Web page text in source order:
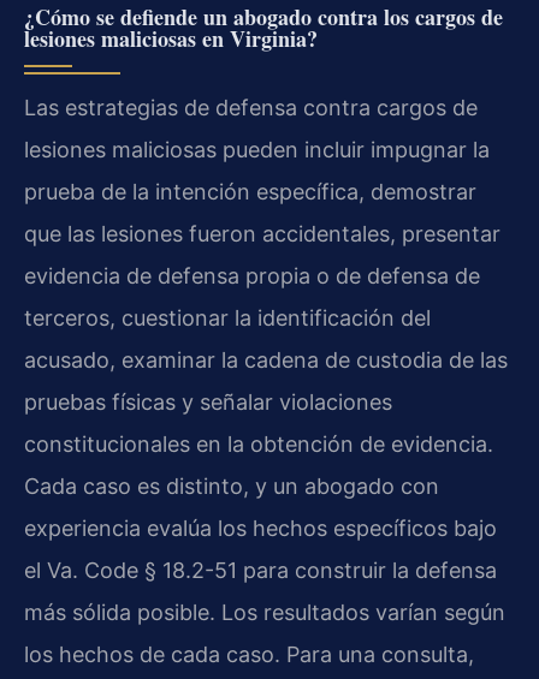
¿Cómo se defiende un abogado contra los cargos de
lesiones maliciosas en Virginia?
Las estrategias de defensa contra cargos de
lesiones maliciosas pueden incluir impugnar la
prueba de la intención específica, demostrar
que las lesiones fueron accidentales, presentar
evidencia de defensa propia o de defensa de
terceros, cuestionar la identificación del
acusado, examinar la cadena de custodia de las
pruebas físicas y señalar violaciones
constitucionales en la obtención de evidencia.
Cada caso es distinto, y un abogado con
experiencia evalúa los hechos específicos bajo
el Va. Code § 18.2-51 para construir la defensa
más sólida posible. Los resultados varían según
los hechos de cada caso. Para una consulta,